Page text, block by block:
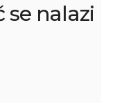
se nalazi